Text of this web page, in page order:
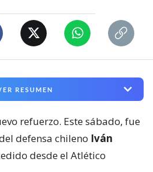
RESUMEN
refuerzo. Este sábado, fue
defensa chileno Iván
desde el Atlético